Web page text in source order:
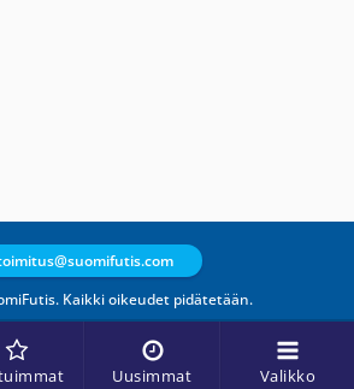
Uusimmat Valikko
Kaikki oikeudet pidätetään.